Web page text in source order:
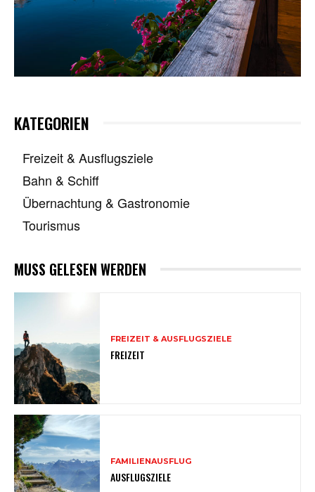
KATEGORIEN
Freizeit & Ausflugsziele
Bahn & Schiff
Übernachtung & Gastronomie
Tourismus
MUSS GELESEN WERDEN
FREIZEIT & AUSFLUGSZIELE
FREIZEIT
FAMILIENAUSFLUG
AUSFLUGSZIELE